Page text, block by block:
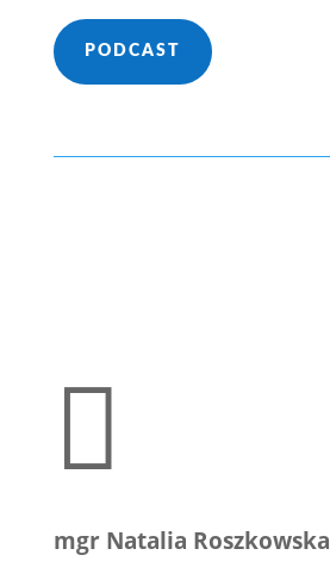
PODCAST

mgr Natalia Roszkowska